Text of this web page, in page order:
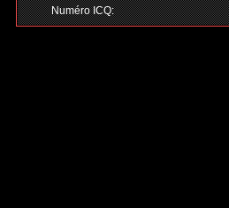
Numéro ICQ: